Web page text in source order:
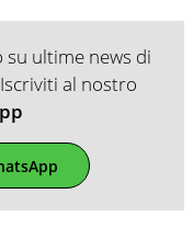
ultime news di
al nostro